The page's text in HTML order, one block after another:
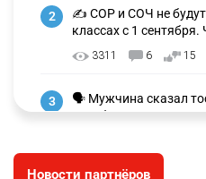
2
✍️ СОР и СОЧ не
классах с 1
3311 6 15
3
🗣 Мужчина сказал
заработал уголовное
Новости партнёров